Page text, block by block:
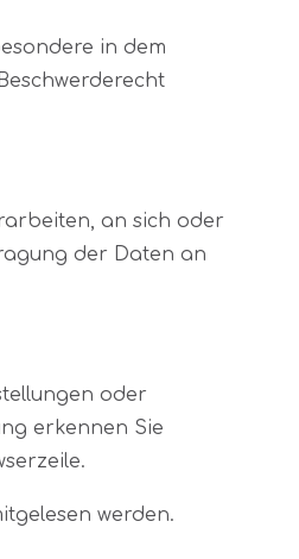
in dem
an sich oder
der Daten an
oder
erkennen Sie
werden.